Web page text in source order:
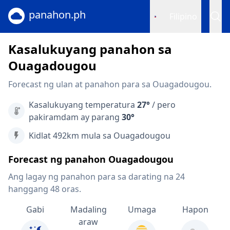
panahon.ph
Kasalukuyang panahon sa
Ouagadougou
Forecast ng ulan at panahon para sa Ouagadougou.
Kasalukuyang temperatura 27°/ pero
pakiramdam ay parang 30°
Kidlat 492km mula sa Ouagadougou
Forecast ng panahon Ouagadougou
Ang lagay ng panahon para sa darating na 24
hanggang 48 oras.
Gabi
Madaling
araw
Umaga Hapon